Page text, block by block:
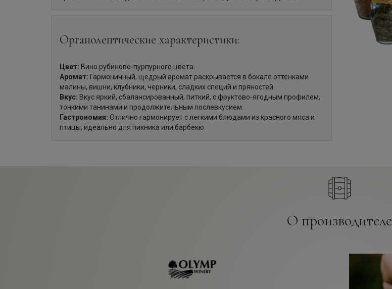
Органолептические характеристики:
Цвет: Вино рубиново-пурпурного цвета.
Аромат: Гармоничный, щедрый аромат раскрывается в бокале оттенками
малины, вишни, клубники, черники, сладких специй и пряностей.
Вкус: Вкус яркий, сбалансированный, питкий, с фруктово-ягодным профилем,
тонкими танинами и продолжительным послевкусием.
Гастрономия: Отлично гармонирует с легкими блюдами из красного мяса и
птицы, идеально для пикника или барбекю.
О производителе